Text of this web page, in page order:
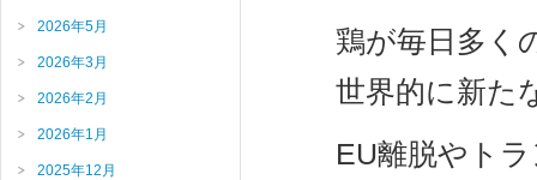
鶏が毎日多く
世界的に新た
EU離脱やト
2026年5月
2026年3月
2026年2月
2026年1月
2025年12月